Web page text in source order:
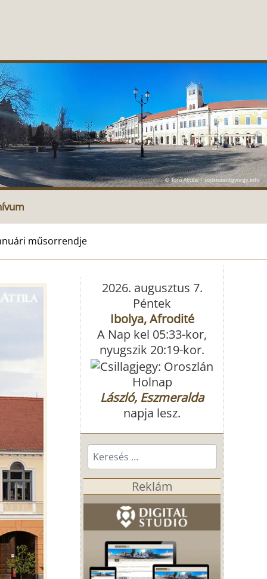
műsorrendje
2026. augusztus 7.
Péntek
Ibolya, Afrodité
A Nap kel 05:33-kor,
nyugszik 20:19-kor.
Holnap
László, Eszmeralda
napja lesz.
Keresés...
Reklám